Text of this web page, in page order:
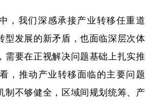
我们深感承接产业转移任重道
型发展的新矛盾，也面临深层次体
需要在正视解决问题基础上扎实推
，推动产业转移面临的主要问题
制不够健全，区域间规划统筹、产